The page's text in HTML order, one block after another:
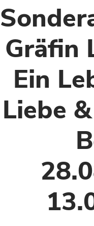
Gräfin
Ein
Liebe